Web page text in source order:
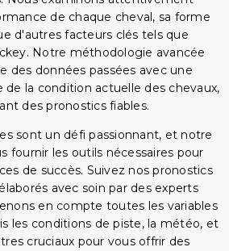
de chaque cheval, sa forme
d'autres facteurs clés tels que
Notre méthodologie avancée
des données passées avec une
de la condition actuelle des chevaux,
des pronostics fiables.
sont un défi passionnant, et notre
fournir les outils nécessaires pour
de succès. Suivez nos pronostics
avec soin par des experts
en compte toutes les variables
les conditions de piste, la météo, et
cruciaux pour vous offrir des